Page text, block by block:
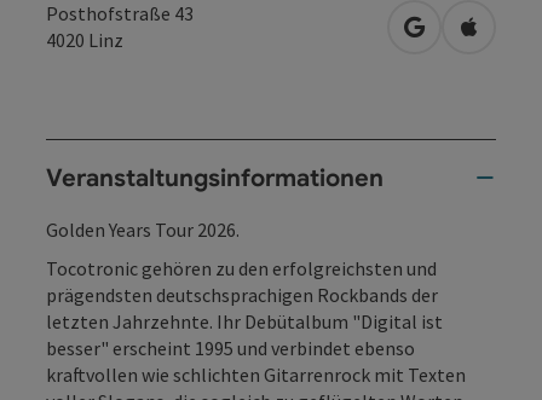
Posthofstraße 43
4020 Linz in Google
in
Veranstaltungsinformationen
Golden Years Tour 2026.
Tocotronic gehören zu den erfolgreichsten und
prägendsten deutschsprachigen Rockbands der
letzten Jahrzehnte. Ihr Debütalbum "Digital ist
besser" erscheint 1995 und verbindet ebenso
kraftvollen wie schlichten Gitarrenrock mit Texten